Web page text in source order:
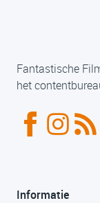
Fantastische
het
Informatie